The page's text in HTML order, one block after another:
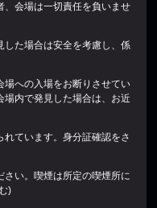
、会場は一切責任を負いませ
した場合は安全を考慮し、係
場への入場をお断りさせてい
内で発見した場合は、お近
れています。身分証確認をさ
さい。喫煙は所定の喫煙所に
)